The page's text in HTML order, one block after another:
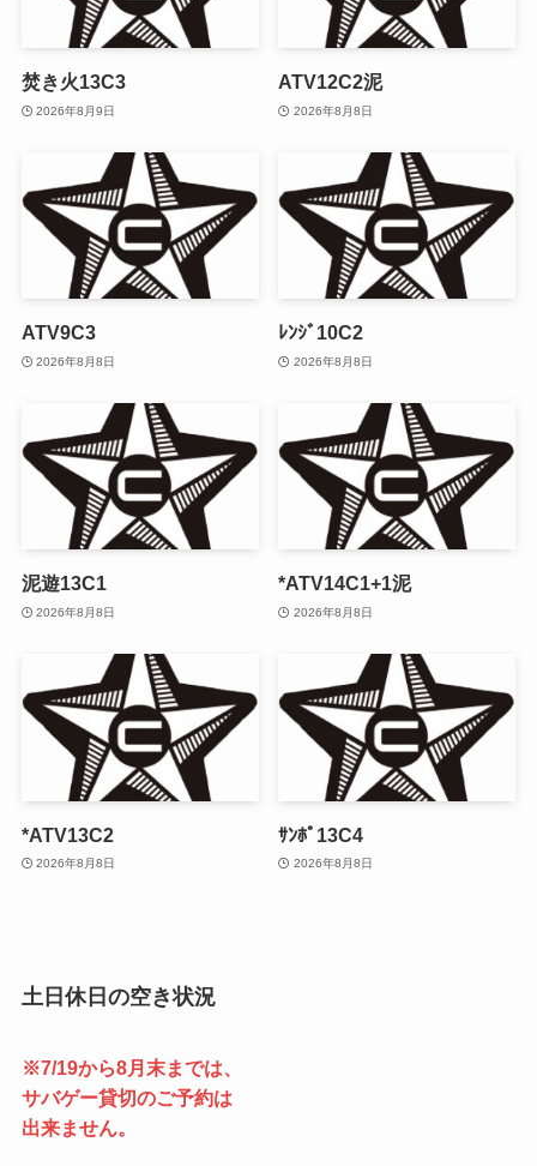
焚き火13C3
2026年8月9日
ATV12C2泥
2026年8月8日
ATV9C3
2026年8月8日
ﾚﾝｼﾞ10C2
2026年8月8日
泥遊13C1
2026年8月8日
*ATV14C1+1泥
2026年8月8日
*ATV13C2
2026年8月8日
ｻﾝﾎﾟ13C4
2026年8月8日
土日休日の空き状況
※7/19から8月末までは、
サバゲー貸切のご予約は
出来ません。